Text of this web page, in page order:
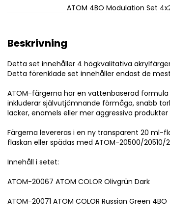
ATOM 4BO Modulation Set
Beskrivning
Detta set innehåller 4 högkvalitativa
Detta förenklade set innehåller endast de
ATOM-färgerna har en vattenbaserad
inkluderar självutjämnande förmåga, snabb
lacker, enamels eller mer aggressiva
Färgerna levereras i en ny transparent 20 ml-
flaskan eller spädas med ATOM-20500/20510/
Innehåll i setet:
ATOM-20067 ATOM COLOR Olivgrün Dark
ATOM-20071 ATOM COLOR Russian Green 4BO